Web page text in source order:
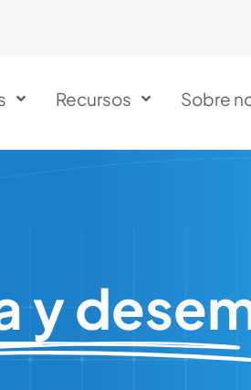
Recursos Sobre
y